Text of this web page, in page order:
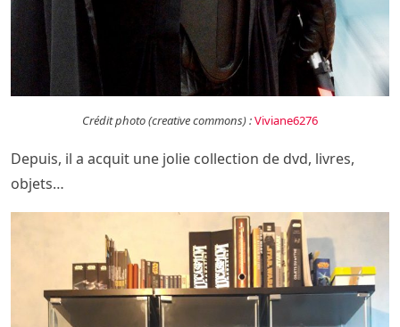
Crédit photo (creative commons) :Viviane6276
Depuis, il a acquit une jolie collection de dvd, livres,
objets…